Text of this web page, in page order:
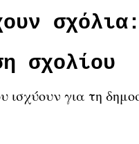
σχολίου
ισχύουν για τη